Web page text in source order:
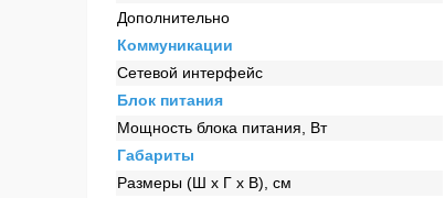
Дополнительно
Коммуникации
Сетевой интерфейс
Блок питания
Мощность блока питания, Вт
Габариты
Размеры (Ш x Г x В), см